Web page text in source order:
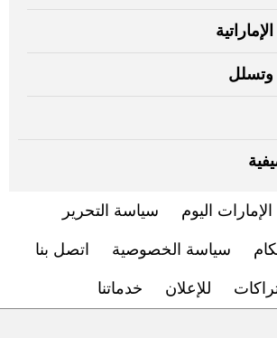
وتسلل
اليوم سياسة التحرير
سياسة الخصوصية اتصل بنا
للإعلان خدماتنا